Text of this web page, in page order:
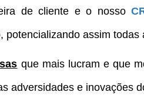
de cliente e o nosso
assim
que mais lucram e que
adversidades e inovações